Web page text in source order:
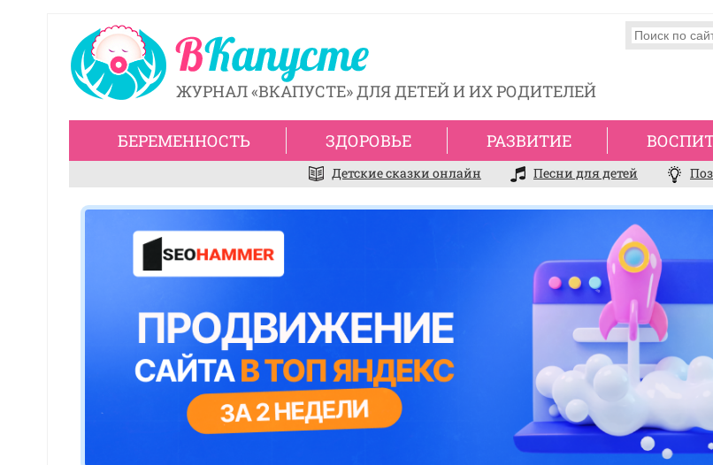
ЖУРНАЛ «ВКАПУСТЕ» ДЛЯ ДЕТЕЙ И ИХ РОДИТЕЛЕЙ
БЕРЕМЕННОСТЬ ЗДОРОВЬЕ РАЗВИТИЕ
Детские сказки онлайн Песни для детей